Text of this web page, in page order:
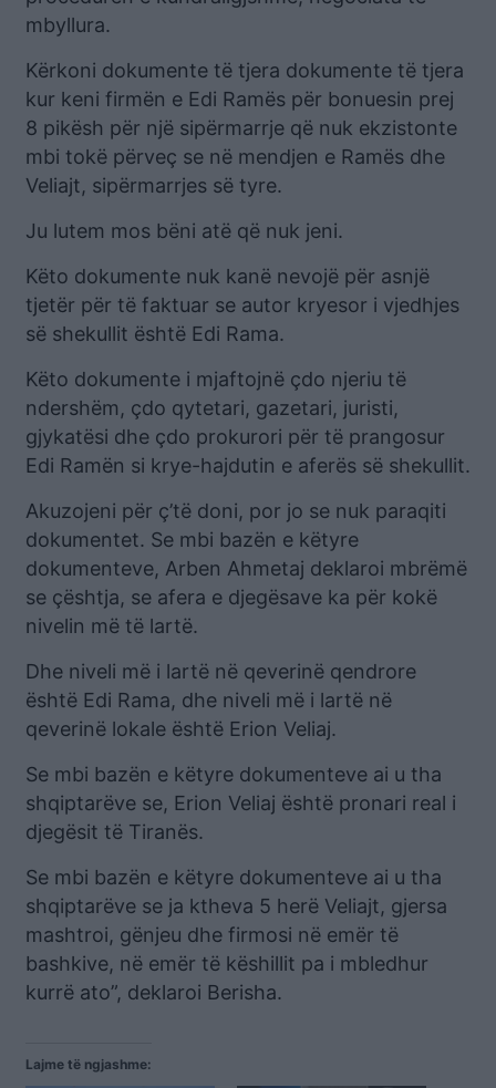
mbyllura.
Kërkoni dokumente të tjera dokumente të tjera
kur keni firmën e Edi Ramës për bonuesin prej
8 pikësh për një sipërmarrje që nuk ekzistonte
mbi tokë përveç se në mendjen e Ramës dhe
Veliajt, sipërmarrjes së tyre.
Ju lutem mos bëni atë që nuk jeni.
Këto dokumente nuk kanë nevojë për asnjë
tjetër për të faktuar se autor kryesor i vjedhjes
së shekullit është Edi Rama.
Këto dokumente i mjaftojnë çdo njeriu të
ndershëm, çdo qytetari, gazetari, juristi,
gjykatësi dhe çdo prokurori për të prangosur
Edi Ramën si krye-hajdutin e aferës së shekullit.
Akuzojeni për ç’të doni, por jo se nuk paraqiti
dokumentet. Se mbi bazën e këtyre
dokumenteve, Arben Ahmetaj deklaroi mbrëmë
se çështja, se afera e djegësave ka për kokë
nivelin më të lartë.
Dhe niveli më i lartë në qeverinë qendrore
është Edi Rama, dhe niveli më i lartë në
qeverinë lokale është Erion Veliaj.
Se mbi bazën e këtyre dokumenteve ai u tha
shqiptarëve se, Erion Veliaj është pronari real i
djegësit të Tiranës.
Se mbi bazën e këtyre dokumenteve ai u tha
shqiptarëve se ja ktheva 5 herë Veliajt, gjersa
mashtroi, gënjeu dhe firmosi në emër të
bashkive, në emër të këshillit pa i mbledhur
kurrë ato”, deklaroi Berisha.
Lajme të ngjashme: